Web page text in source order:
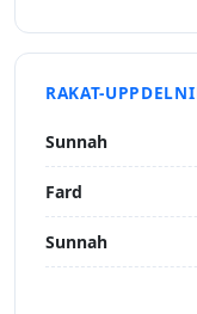
RAKAT-
Sunnah
Fard
Sunnah